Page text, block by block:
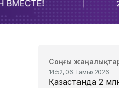
Соңғы
14:52, 06 Тамыз 2026
Қазақстанда 2